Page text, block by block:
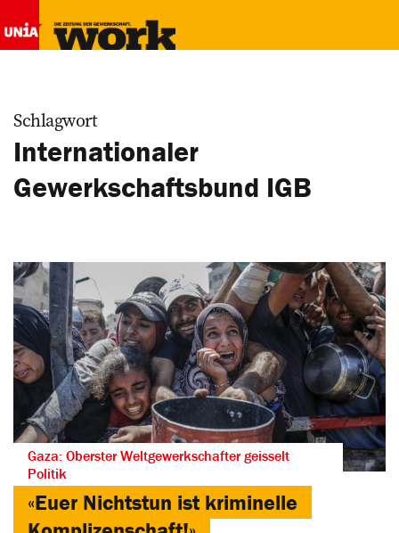
Schlagwort
Internationaler
Gewerkschaftsbund IGB
Gaza: Oberster Weltgewerkschafter geisselt
Politik
«Euer Nichtstun ist kriminelle